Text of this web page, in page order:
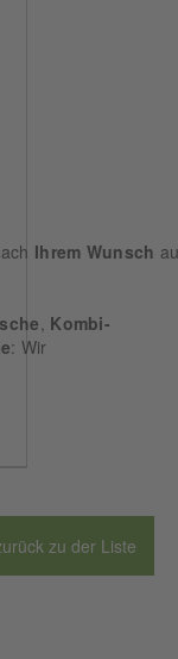
Ihrem Wunsch
, Kombi-
: Wir
zu der Liste